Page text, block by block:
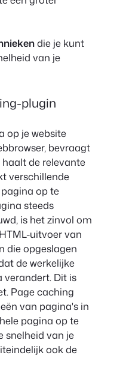
die je kunt
van je
plugin
op je website
bevraagt
de relevante
verschillende
op te
steeds
is het zinvol om
uitvoer van
die opgeslagen
de werkelijke
verandert. Dit is
Page caching
van pagina's in
pagina op te
snelheid van je
ook de